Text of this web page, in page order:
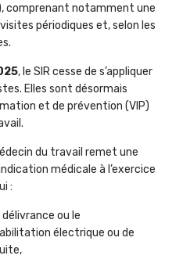
comprenant notamment une
périodiques et, selon les
, le SIR cesse de s’appliquer
Elles sont désormais
et de prévention (VIP)
du travail remet une
médicale à l’exercice
:
ou le
électrique ou de